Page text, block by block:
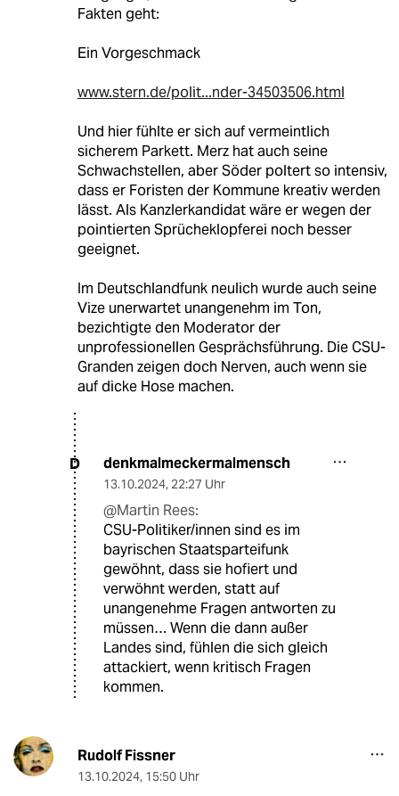
Fakten geht:
Ein Vorgeschmack
www.stern.de/polit...nder-34503506.html
Und hier fühlte er sich auf vermeintlich
sicherem Parkett. Merz hat auch seine
Schwachstellen, aber Söder poltert so intensiv,
dass er Foristen der Kommune kreativ werden
lässt. Als Kanzlerkandidat wäre er wegen der
pointierten Sprücheklopferei noch besser
geeignet.
Im Deutschlandfunk neulich wurde auch seine
Vize unerwartet unangenehm im Ton,
bezichtigte den Moderator der
unprofessionellen Gesprächsführung. Die CSU-
Granden zeigen doch Nerven, auch wenn sie
auf dicke Hose machen.
D denkmalmeckermalmensch
13.10.2024, 22:27 Uhr
@Martin Rees:
CSU-Politiker/innen sind es im
bayrischen Staatsparteifunk
gewöhnt, dass sie hofiert und
verwöhnt werden, statt auf
unangenehme Fragen antworten zu
müssen… Wenn die dann außer
Landes sind, fühlen die sich gleich
attackiert, wenn kritisch Fragen
kommen.
Rudolf Fissner
13.10.2024, 15:50 Uhr